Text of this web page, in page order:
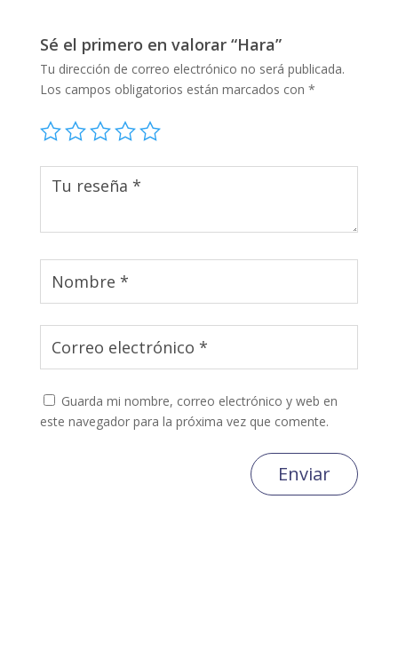
Sé el primero en valorar “Hara”
Tu dirección de correo electrónico no será publicada.
Los campos obligatorios están marcados con *
Guarda mi nombre, correo electrónico y web en
este navegador para la próxima vez que comente.
Enviar